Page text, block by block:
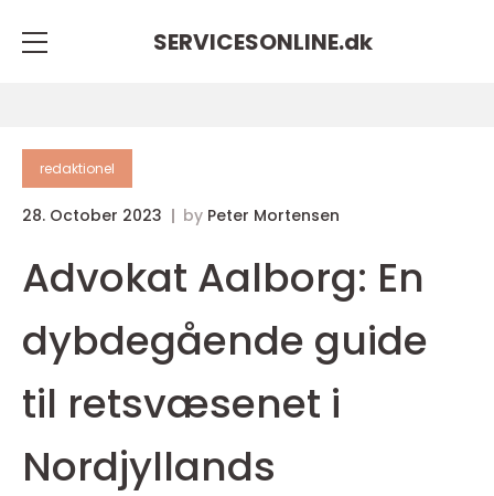
SERVICESONLINE.dk
redaktionel
28. October 2023 by Peter Mortensen
Advokat Aalborg: En
dybdegående guide
til retsvæsenet i
Nordjyllands